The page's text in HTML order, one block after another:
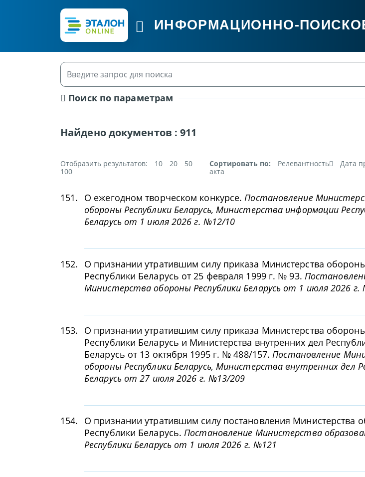
ИНФОРМАЦИОННО-
Поиск по параметрам
Найдено документов :911
Отобразить результатов: 10 20
50
100
Сортировать по: Релевантность Дата
акта
151. О ежегодном творческом конкурсе.Постановление
обороны Республики Беларусь, Министерства информации
Беларусь от 1 июля 2026 г. №12/10
152.
О признании утратившим силу приказа Министерства
Республики Беларусь от 25 февраля 1999 г. № 93.
Министерства обороны Республики Беларусь от 1 июля 2026 г.
153.
О признании утратившим силу приказа Министерства
Республики Беларусь и Министерства внутренних дел
Беларусь от 13 октября 1995 г. № 488/157.Постановление
обороны Республики Беларусь, Министерства внутренних дел
Беларусь от 27 июля 2026 г. №13/209
154.
О признании утратившим силу постановления Министерства
Республики Беларусь.Постановление Министерства
Республики Беларусь от 1 июля 2026 г. №121